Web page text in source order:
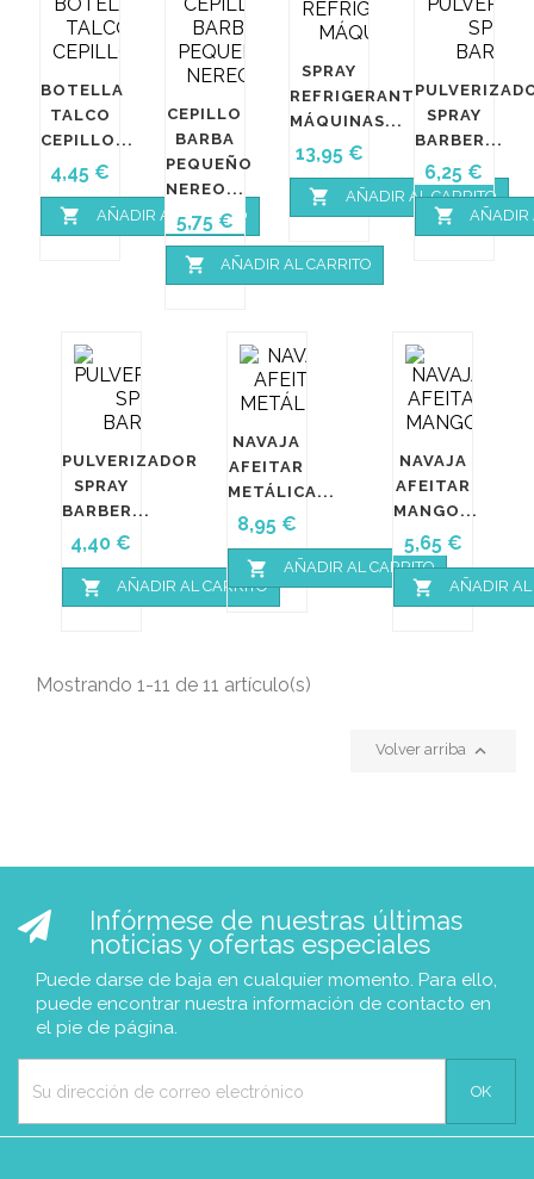
BOTELLA
TALCO
CEPILLO...
Precio
4,45 €
 AÑADIR AL CARRITO
CEPILLO
BARBA
PEQUEÑO
NEREO...
Precio
5,75 €
 AÑADIR AL CARRITO
SPRAY
REFRIGERANTE
MÁQUINAS...
Precio
13,95 €
 AÑADIR AL CARRITO
SPRAY
BARBER...
Precio
6,25 €
 AÑADIR
PULVERIZADOR
SPRAY
BARBER...
Precio
4,40 €
 AÑADIR AL CARRITO
NAVAJA
AFEITAR
METÁLICA...
Precio
8,95 €
 AÑADIR AL CARRITO
NAVAJA
AFEITAR
MANGO...
Precio
5,65 €
 AÑADIR AL
Mostrando 1-11 de 11 artículo(s)
Volver arriba 
Infórmese de nuestras últimas
noticias y ofertas especiales
Puede darse de baja en cualquier momento. Para ello,
puede encontrar nuestra información de contacto en
el pie de página.